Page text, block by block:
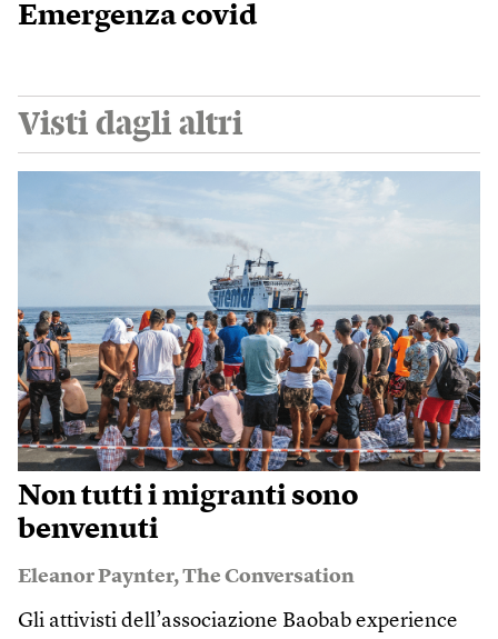
Emergenza covid
Visti dagli altri
Non tutti i migranti sono
benvenuti
Eleanor Paynter,The Conversation
Gli attivisti dell’associazione Baobab experience